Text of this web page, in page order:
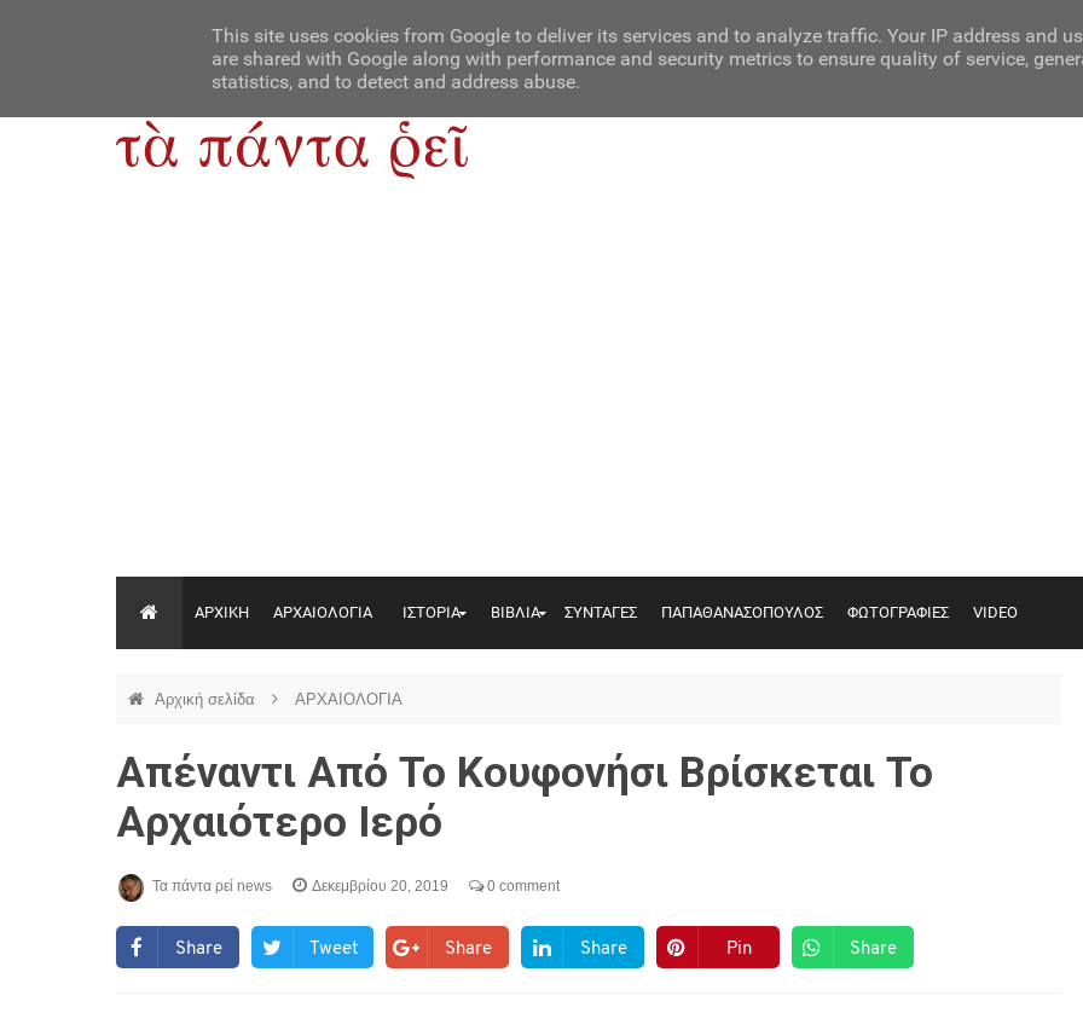
Contact Us About Us
ΑΡΧΙΚΗ ΑΡΧΑΙΟΛΟΓΙΑ ΙΣΤΟΡΙΑ ΒΙΒΛΙΑ ΣΥΝΤΑΓΕΣ ΠΑΠΑΘΑΝΑΣΟΠΟΥΛΟΣ ΦΩΤΟΓΡΑΦΙΕΣ VIDEO
Αρχική σελίδα ΑΡΧΑΙΟΛΟΓΙΑ
Απέναντι Από Το Κουφονήσι Βρίσκεται Το
Αρχαιότερο Ιερό
Τα πάντα ρεί news Δεκεμβρίου 20, 2019 0 comment
Share Tweet Share Share Pin Share
This site uses cookies from Google to deliver its services and to analyze traffic. Your IP address and
are shared with Google along with performance and security metrics to ensure quality of service,
statistics, and to detect and address abuse.